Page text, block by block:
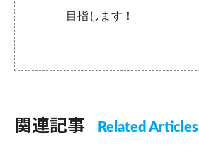
目指します！
関連記事 Related Articles